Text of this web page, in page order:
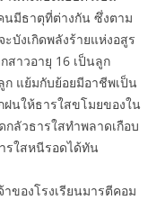
นมีธาตุที่ต่างกัน ซึ่งตาม
บังเกิดพลังร้ายแห่งอสูร
สาวอายุ 16 เป็นลูก
ก แย้มกับย้อยมีอาชีพเป็น
นให้ธารใสขโมยของใน
ลัวธารใสทำพลาดเกือบ
รใสหนีรอดได้ทัน
ของโรงเรียนมารตีคอม